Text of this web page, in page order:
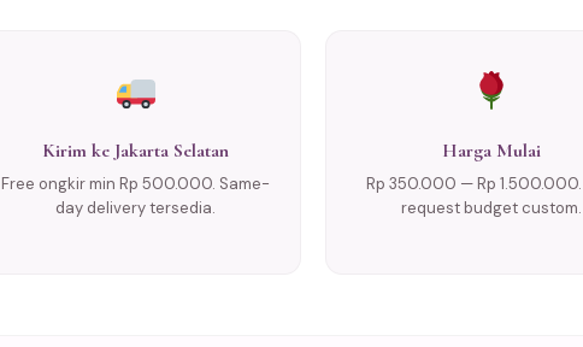
Kirim ke Jakarta Selatan
Free ongkir min Rp 500.000. Same-
day delivery tersedia.
Harga Mulai
Rp 350.000 — Rp 1.500.000.
request budget custom.